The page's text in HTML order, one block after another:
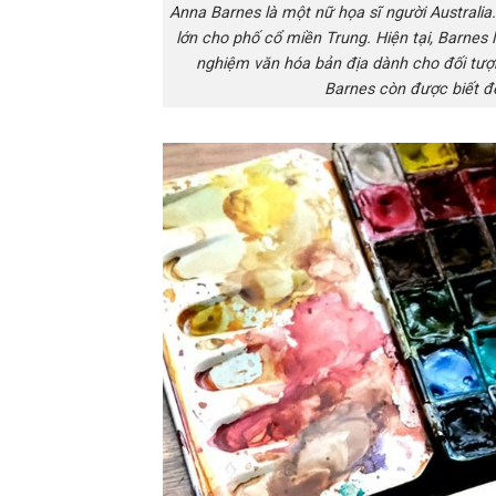
Anna Barnes là một nữ họa sĩ người
lớn cho phố cổ miền Trung. Hiện tại,
nghiệm văn hóa bản địa dành cho đối
Barnes còn được biết